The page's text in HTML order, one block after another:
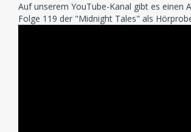
Auf unserem YouTube-Kanal gibt es einen
Folge 119 der "Midnight Tales" als